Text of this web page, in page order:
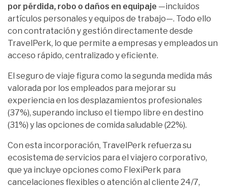
por pérdida, robo o daños en equipaje —incluidos
artículos personales y equipos de trabajo—. Todo ello
con contratación y gestión directamente desde
TravelPerk, lo que permite a empresas y empleados un
acceso rápido, centralizado y eficiente.
El seguro de viaje figura como la segunda medida más
valorada por los empleados para mejorar su
experiencia en los desplazamientos profesionales
(37%), superando incluso el tiempo libre en destino
(31%) y las opciones de comida saludable (22%).
Con esta incorporación, TravelPerk refuerza su
ecosistema de servicios para el viajero corporativo,
que ya incluye opciones como FlexiPerk para
cancelaciones flexibles o atención al cliente 24/7,